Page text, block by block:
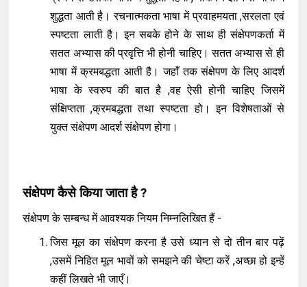
शुद्धता आती है। रचनात्मकता भाषा में प्रवाहमयता ,सरलता एवं
स्पष्टता लाती है। इन सबके होने के साथ ही संक्षेपणकर्ता में
सतत अभ्यास की प्रवृत्ति भी होनी चाहिए। सतत अभ्यास से ही
भाषा में क्रमबद्धता आती है। जहाँ तक संक्षेपण के लिए आदर्श
भाषा के स्वरुप की बात है ,वह ऐसी होनी चाहिए जिसमें
संक्षिप्तता ,क्रमबद्धता तथा स्पष्टता हो। इन विशेषताओं से
युक्त संक्षेपण आदर्श संक्षेपण होगा।
संक्षेपण कैसे किया जाता है ?
संक्षेपण के सम्बन्ध में आवश्यक नियम निम्नलिखित हैं -
जिस मूल का संक्षेपण करना है उसे ध्यान से दो तीन बार पढ़ें
,उसमें निहित मूल भावों को समझने की चेष्टा करें ,अच्छा हो इन्हें
कहीं लिखते भी जाएँ।